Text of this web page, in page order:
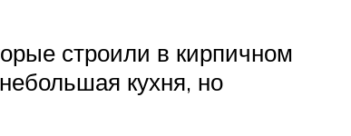
строили в кирпичном
кухня, но